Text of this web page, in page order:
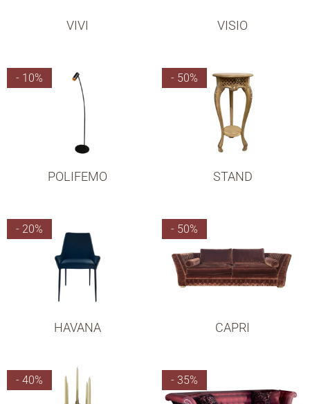
VIVI VISIO
- 10%
POLIFEMO
- 50%
STAND
- 20%
HAVANA
- 50%
CAPRI
- 40% - 35%